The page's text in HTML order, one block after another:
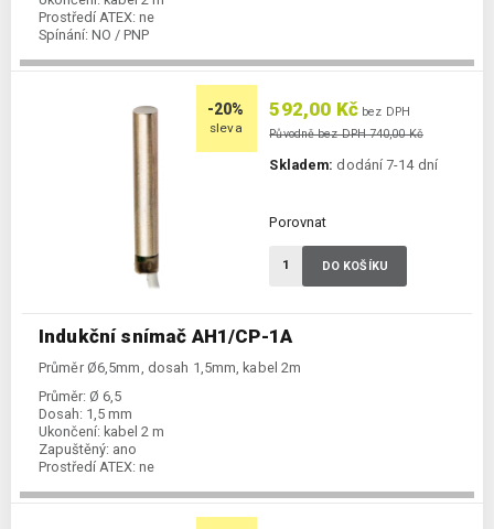
Prostředí ATEX: ne
Spínání: NO / PNP
-20%
sleva
Indukční snímač AH1/CP-1A
Průměr Ø6,5mm, dosah 1,5mm, kabel 2m
Průměr: Ø 6,5
Dosah: 1,5 mm
Ukončení: kabel 2 m
Zapuštěný: ano
Prostředí ATEX: ne
592,00 Kč bez DPH
Původně bez DPH 740,00 Kč
Skladem: dodání 7-14 dní
Porovnat
DO KOŠÍKU